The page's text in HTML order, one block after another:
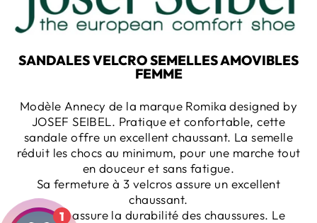
SANDALES VELCRO SEMELLES AMOVIBLES
FEMME
Modèle Annecy de la marque Romikadesigned by
JOSEF SEIBEL. Pratique et confortable, cette
sandale offre un excellent chaussant. La semelle
réduit les chocs au minimum, pour une marche tout
en douceur et sans fatigue.
Sa fermeture à 3 velcros assure un excellent
chaussant.
Le cuir assure la durabilité des chaussures. Le
1